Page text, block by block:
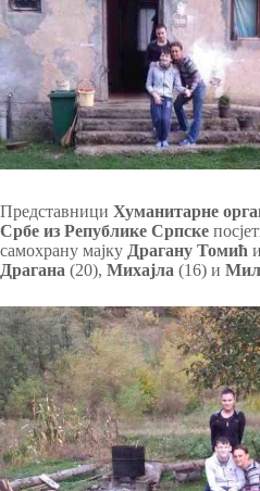
Представници Хуманитарне
Србе из Републике Српске
самохрану мајку Драгану Томић
Драгана (20), Михајла (16) и